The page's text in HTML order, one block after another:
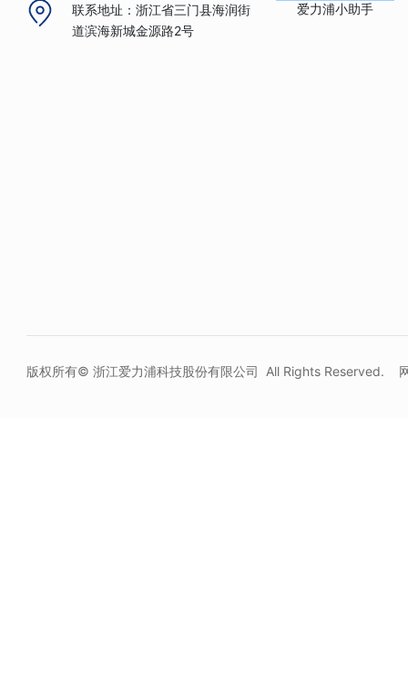
联系地址：浙江省三门县海润街
道滨海新城金源路2号
爱力浦小助手
版权所有© 浙江爱力浦科技股份有限公司 All Rights Reserved.